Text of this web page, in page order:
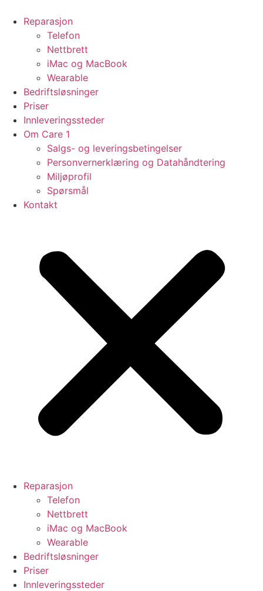
Reparasjon
Telefon
Nettbrett
iMac og MacBook
Wearable
Bedriftsløsninger
Priser
Innleveringssteder
Om Care 1
Salgs- og leveringsbetingelser
Personvernerklæring og Datahåndtering
Miljøprofil
Spørsmål
Kontakt
Reparasjon
Telefon
Nettbrett
iMac og MacBook
Wearable
Bedriftsløsninger
Priser
Innleveringssteder